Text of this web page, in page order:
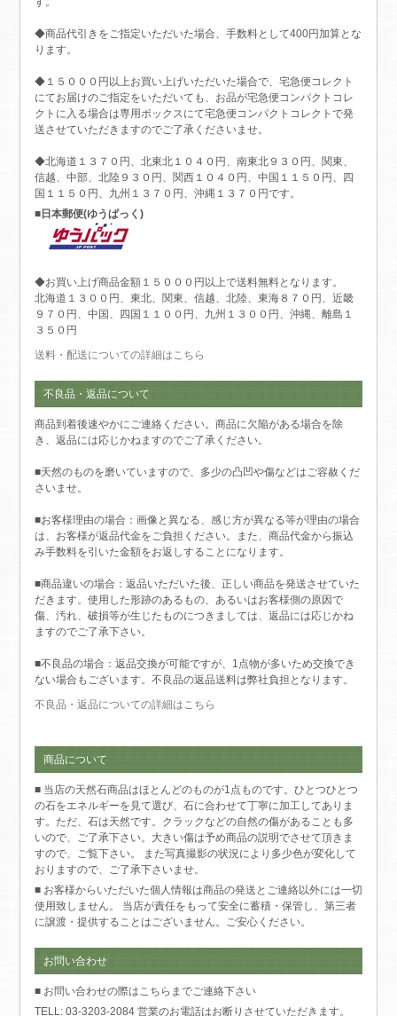
◆商品代引きをご指定いただいた場合、手数料として400円加算とな
ります。
◆１５０００円以上お買い上げいただいた場合で、宅急便コレクト
にてお届けのご指定をいただいても、お品が宅急便コンパクトコレ
クトに入る場合は専用ボックスにて宅急便コンパクトコレクトで発
送させていただきますのでご了承くださいませ。
◆北海道１３７０円、北東北１０４０円、南東北９３０円、関東、
信越、中部、北陸９３０円、関西１０４０円、中国１１５０円、四
国１１５０円、九州１３７０円、沖縄１３７０円です。
■日本郵便(ゆうぱっく)
◆お買い上げ商品金額１５０００円以上で送料無料となります。
北海道１３００円、東北、関東、信越、北陸、東海８７０円、近畿
９７０円、中国、四国１１００円、九州１３００円、沖縄、離島１
３５０円
送料・配送についての詳細はこちら
不良品・返品について
商品到着後速やかにご連絡ください。商品に欠陥がある場合を除
き、返品には応じかねますのでご了承ください。
■天然のものを磨いていますので、多少の凸凹や傷などはご容赦くだ
さいませ。
■お客様理由の場合：画像と異なる、感じ方が異なる等が理由の場合
は、お客様が返品代金をご負担ください。また、商品代金から振込
み手数料を引いた金額をお返しすることになります。
■商品違いの場合：返品いただいた後、正しい商品を発送させていた
だきます。使用した形跡のあるもの、あるいはお客様側の原因で
傷、汚れ、破損等が生じたものにつきましては、返品には応じかね
ますのでご了承下さい。
■不良品の場合：返品交換が可能ですが、1点物が多いため交換でき
ない場合もございます。不良品の返品送料は弊社負担となります。
不良品・返品についての詳細はこちら
商品について
■ 当店の天然石商品はほとんどのものが1点ものです。ひとつひとつ
の石をエネルギーを見て選び、石に合わせて丁寧に加工してありま
す。ただ、石は天然です。クラックなどの自然の傷があることも多
いので、ご了承下さい。大きい傷は予め商品の説明でさせて頂きま
すので、ご覧下さい。 また写真撮影の状況により多少色が変化して
おりますので、ご了承下さいませ。
■ お客様からいただいた個人情報は商品の発送とご連絡以外には一切
使用致しません。 当店が責任をもって安全に蓄積・保管し、第三者
に譲渡・提供することはございません。ご安心ください。
お問い合わせ
■ お問い合わせの際はこちらまでご連絡下さい
TELL: 03-3203-2084 営業のお電話はお断りさせていただきます。